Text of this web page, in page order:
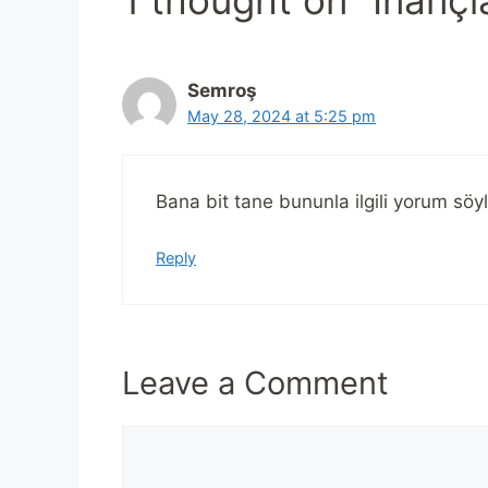
Semroş
May 28, 2024 at 5:25 pm
Bana bit tane bununla ilgili yorum
Reply
Leave a Comment